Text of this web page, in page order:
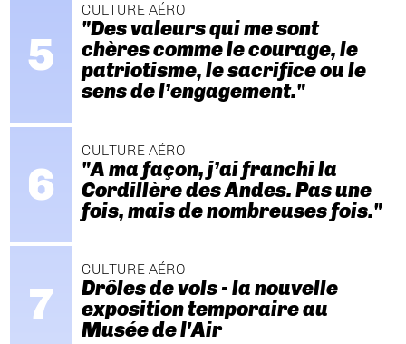
CULTURE AÉRO
"Des valeurs qui me sont
chères comme le courage, le
patriotisme, le sacrifice ou le
sens de l’engagement."
CULTURE AÉRO
"A ma façon, j’ai franchi la
Cordillère des Andes. Pas une
fois, mais de nombreuses fois."
CULTURE AÉRO
Drôles de vols - la nouvelle
exposition temporaire au
Musée de l'Air